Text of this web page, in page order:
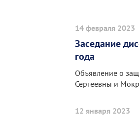
14 февраля 2023
Заседание
года
Объявление о
Сергеевны и
12 января 2023